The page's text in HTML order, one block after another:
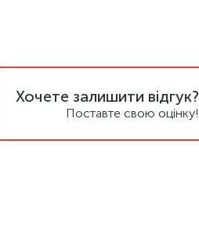
Хочете залишити відгук?
Поставте свою оцінку!